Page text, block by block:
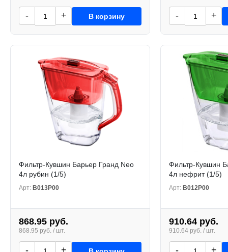
- + В корзину - +
Фильтр-Кувшин Барьер Гранд Neo
4л рубин (1/5)
Арт: В013Р00
868.95 руб.
868.95 руб. / шт.
- +
Фильтр-Кувшин
4л нефрит (1/5)
Арт: В012Р00
910.64 руб.
910.64 руб. / шт.
- +